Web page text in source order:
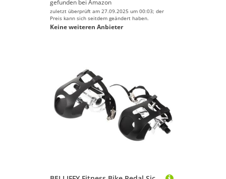
gefunden bei Amazon
zuletzt überprüft am 27.09.2025 um 00:03; der
Preis kann sich seitdem geändert haben.
Keine weiteren Anbieter